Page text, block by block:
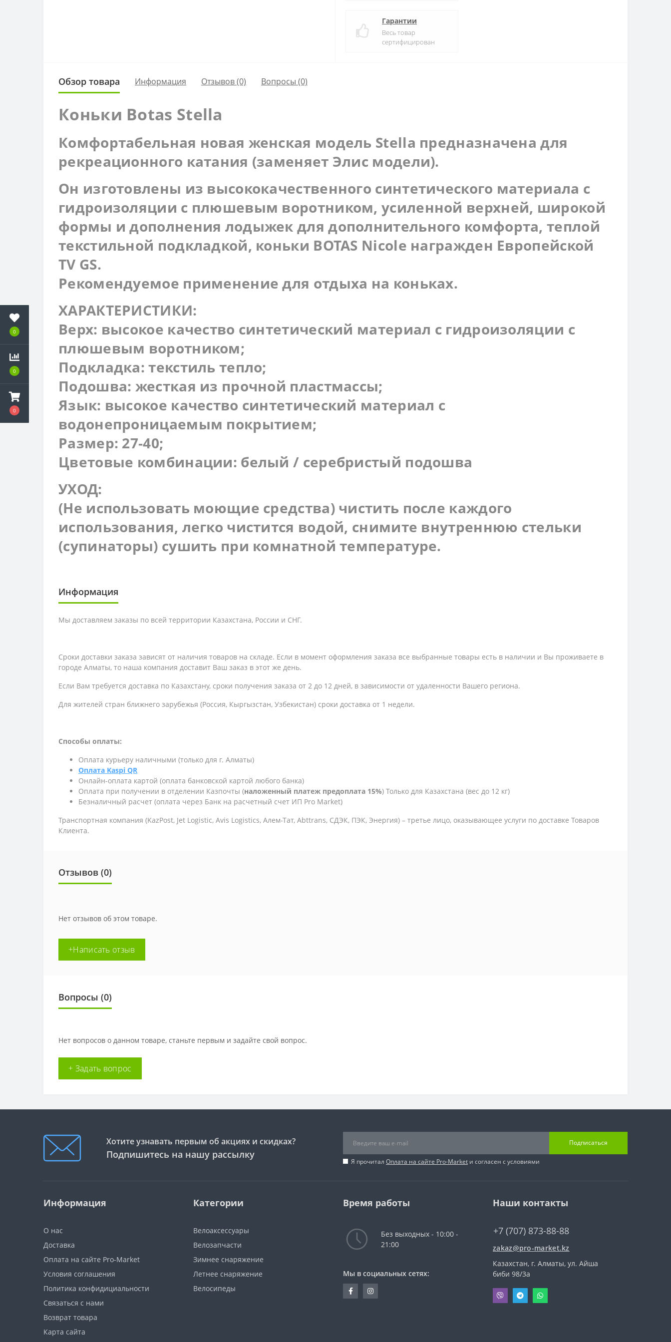
0
0
0
Гарантии
Весь товар
сертифицирован
Обзор товара Информация Отзывов (0) Вопросы (0)
Коньки Botas Stella
Комфортабельная новая женская модель Stella предназначена для
рекреационного катания (заменяет Элис модели).
Он изготовлены из высококачественного синтетического материала с
гидроизоляции с плюшевым воротником, усиленной верхней, широкой
формы и дополнения лодыжек для дополнительного комфорта, теплой
текстильной подкладкой, коньки BOTAS Nicole награжден Европейской
TV GS.
Рекомендуемое применение для отдыха на коньках.
ХАРАКТЕРИСТИКИ:
Верх: высокое качество синтетический материал с гидроизоляции с
плюшевым воротником;
Подкладка: текстиль тепло;
Подошва: жесткая из прочной пластмассы;
Язык: высокое качество синтетический материал с
водонепроницаемым покрытием;
Размер: 27-40;
Цветовые комбинации: белый / серебристый подошва
УХОД:
(Не использовать моющие средства) чистить после каждого
использования, легко чистится водой, снимите внутреннюю стельки
(супинаторы) сушить при комнатной температуре.
Информация
Мы доставляем заказы по всей территории Казахстана, России и СНГ.
Сроки доставки заказа зависят от наличия товаров на складе. Если в момент оформления заказа все выбранные товары есть в наличии и Вы проживаете в
городе Алматы, то наша компания доставит Ваш заказ в этот же день.
Если Вам требуется доставка по Казахстану, сроки получения заказа от 2 до 12 дней, в зависимости от удаленности Вашего региона.
Для жителей стран ближнего зарубежья (Россия, Кыргызстан, Узбекистан) сроки доставка от 1 недели.
Способы оплаты:
Оплата курьеру наличными (только для г. Алматы)
Оплата Kaspi QR
Онлайн-оплата картой (оплата банковской картой любого банка)
Оплата при получении в отделении Казпочты (наложенный платеж предоплата 15%) Только для Казахстана (вес до 12 кг)
Безналичный расчет (оплата через Банк на расчетный счет ИП Pro Market)
Транспортная компания (KazPost, Jet Logistic, Avis Logistics, Алем-Тат, Abttrans, СДЭК, ПЭК, Энергия) – третье лицо, оказывающее услуги по доставке Товаров
Клиента.
Отзывов (0)
Нет отзывов об этом товаре.
+Написать отзыв
Вопросы (0)
Нет вопросов о данном товаре, станьте первым и задайте свой вопрос.
+ Задать вопрос
Хотите узнавать первым об акциях и скидках?
Подпишитесь на нашу рассылку
Подписаться
Я прочитал Оплата на сайте Pro-Market и согласен с условиями
Информация
О нас
Доставка
Оплата на сайте Pro-Market
Условия соглашения
Политика конфидициальности
Связаться с нами
Возврат товара
Карта сайта
Категории
Велоаксессуары
Велозапчасти
Зимнее снаряжение
Летнее снаряжение
Велосипеды
Время работы
Без выходных - 10:00 -
21:00
Мы в социальных сетях:
Наши контакты
+7 (707) 873-88-88
zakaz@pro-market.kz
Казахстан, г. Алматы, ул. Айша
биби 98/3a